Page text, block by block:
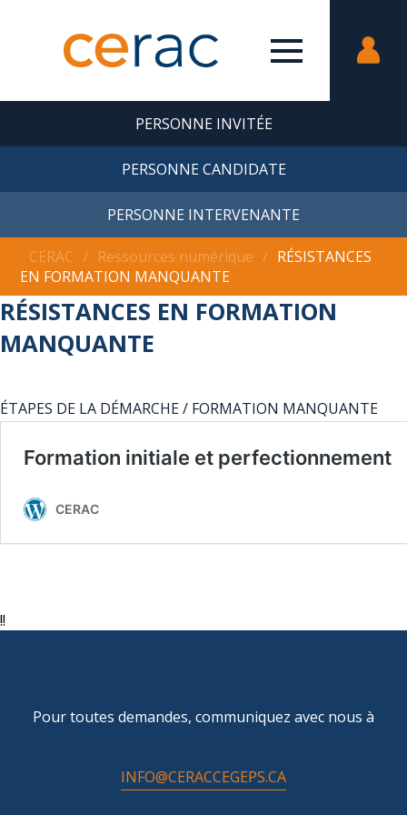
PERSONNE INVITÉE
PERSONNE CANDIDATE
PERSONNE INTERVENANTE
CERAC ∕ Ressources numérique ∕ RÉSISTANCES
EN FORMATION MANQUANTE
RÉSISTANCES EN FORMATION
MANQUANTE
ÉTAPES DE LA DÉMARCHE / FORMATION MANQUANTE
!!
Pour toutes demandes, communiquez avec nous à
INFO@CERACCEGEPS.CA